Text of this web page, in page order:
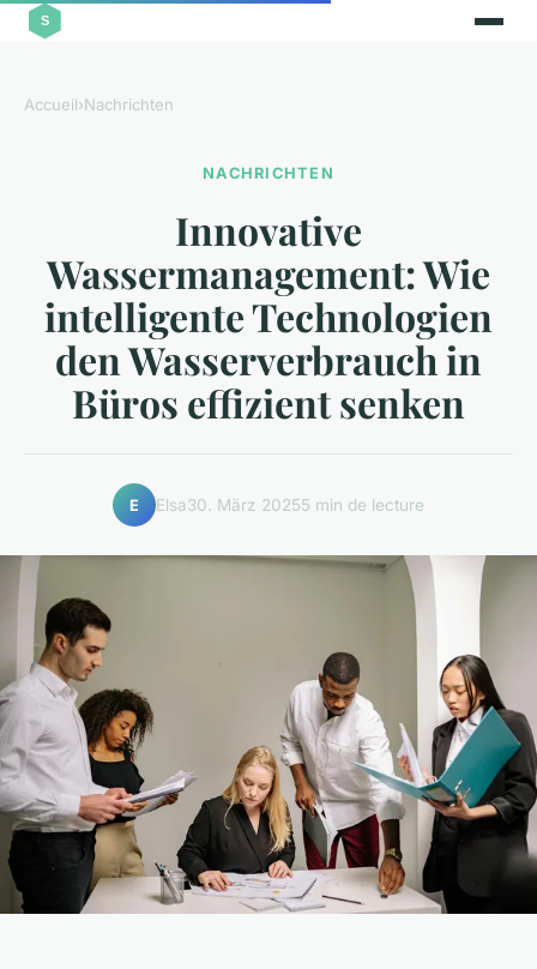
Accueil›Nachrichten
NACHRICHTEN
Innovative
Wassermanagement: Wie
intelligente Technologien
den Wasserverbrauch in
Büros effizient senken
E Elsa30. März 20255 min de lecture